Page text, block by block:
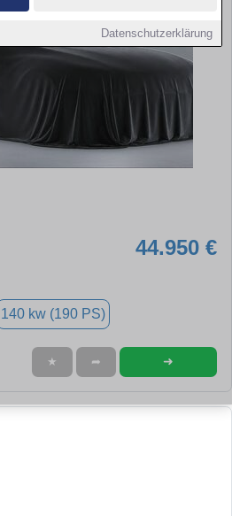
Datenschutzerklärung
44.950 €
140 kw (190 PS)
★ ➦ ➜